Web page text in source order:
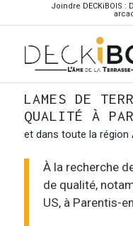
Joindre DECKiBOIS :
LAMES DE
QUALITÉ À
et dans toute la région
À la recherche
de qualité,
US, à Parentis-